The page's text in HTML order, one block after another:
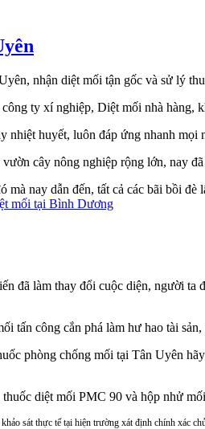
nhận diệt mối tận gốc và sử lý
ty xí nghiệp, Diệt mối nhà hàng,
nhiệt huyết, luôn đáp ứng nhanh
cây nông nghiệp rộng lớn, nay
nay dẫn đến, tất cả các bãi bồi
mối tại Bình Dương
đã làm thay đổi cuộc diện, người
tấn công cắn phá làm hư hao tài
phòng chống mối tại Tân Uyên
diệt mối PMC 90 và hộp nhử
sát thực tế tại hiện trường xát định chính xác